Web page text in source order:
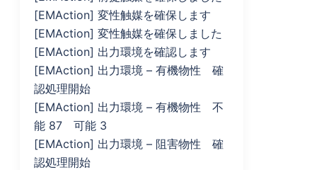
[EMAction] 変性触媒を確保します
[EMAction] 変性触媒を確保しました
[EMAction] 出力環境を確認します
[EMAction] 出力環境 – 有機物性 確
認処理開始
[EMAction] 出力環境 – 有機物性 不
能 87 可能 3
[EMAction] 出力環境 – 阻害物性 確
認処理開始